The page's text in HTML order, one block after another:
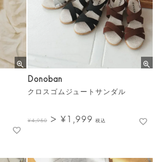
Donoban
クロスゴムジュートサンダル
¥4,950 ¥1,999 税込